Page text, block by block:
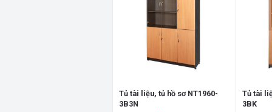
Tủ tài liệu, tủ hồ sơ NT1960-
3B3N
Tủ tài
3BK